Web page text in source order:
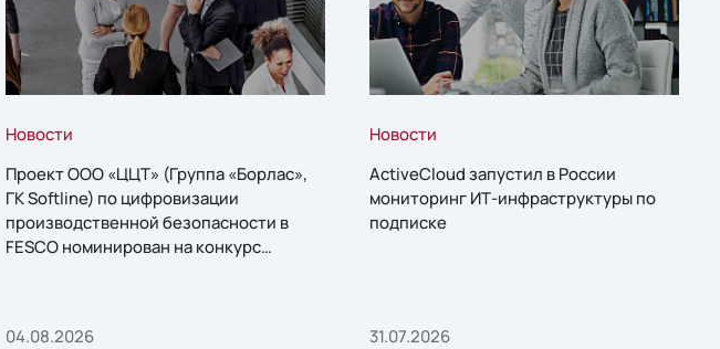
Новости
Проект ООО «ЦЦТ» (Группа «Борлас»,
ГК Softline) по цифровизации
производственной безопасности в
FESCO номинирован на конкурс
04.08.2026
Новости
ActiveCloud запустил в России
мониторинг ИТ-инфраструктуры по
подписке
31.07.2026